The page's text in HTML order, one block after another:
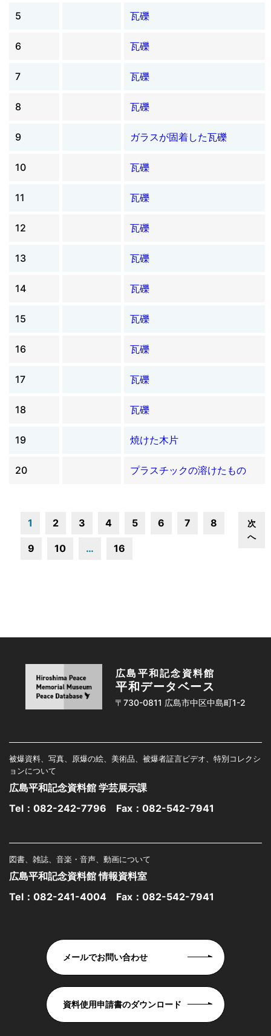
5 瓦礫
6 瓦礫
7 瓦礫
8 瓦礫
9 ガラスが固着した瓦礫
10 瓦礫
11 瓦礫
12 瓦礫
13 瓦礫
14 瓦礫
15 瓦礫
16 瓦礫
17 瓦礫
18 瓦礫
19 焼けた木片
20 プラスチックの溶けたもの
1 2 3 4 5 6 7 8
9 10 … 16
次
へ
広島平和記念資料館
平和データベース
〒730-0811 広島市中区中島町1-2
被爆資料、写真、原爆の絵、美術品、被爆者証言ビデオ、特別コレクシ
ョンについて
広島平和記念資料館 学芸展示課
Tel： 082-242-7796 Fax：082-542-7941
図書、雑誌、音楽・音声、動画について
広島平和記念資料館 情報資料室
Tel： 082-241-4004 Fax：082-542-7941
メールでお問い合わせ
資料使用申請書のダウンロード